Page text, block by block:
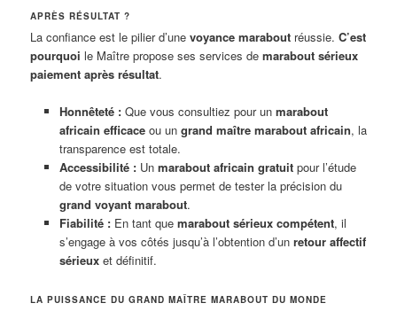
APRÈS RÉSULTAT ?
La confiance est le pilier d’unevoyance marabout réussie.C’est
pourquoi le Maître propose ses services demarabout sérieux
paiement après résultat.
Honnêteté :Que vous consultiez pour un marabout
africain efficaceou un grand maître marabout africain, la
transparence est totale.
Accessibilité :Un marabout africain gratuitpour l’étude
de votre situation vous permet de tester la précision du
grand voyant marabout.
Fiabilité :En tant que marabout sérieux compétent, il
s’engage à vos côtés jusqu’à l’obtention d’un retour affectif
sérieuxet définitif.
LA PUISSANCE DU GRAND MAÎTRE MARABOUT DU MONDE